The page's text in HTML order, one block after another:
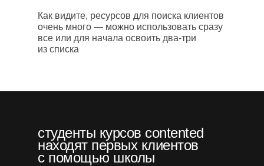
Как видите, ресурсов для поиска клиентов
очень много — можно использовать сразу
все или для начала освоить два-три
из списка
студенты курсов contented
находят первых клиентов
с помощью школы